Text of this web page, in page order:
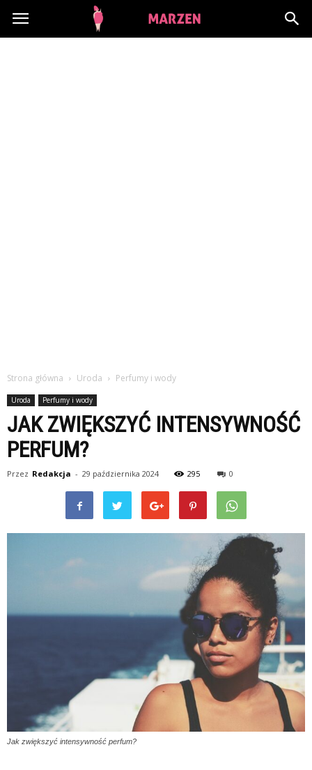
CialoMarzen.pl
Strona główna Uroda Perfumy i wody
Uroda Perfumy i wody
JAK ZWIĘKSZYĆ INTENSYWNOŚĆ
PERFUM?
Przez Redakcja - 29 października 2024 295 0
Jak zwiększyć intensywność perfum?